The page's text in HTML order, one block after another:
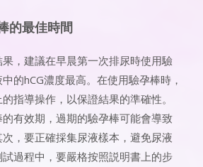
的最佳時間
，建議在早晨第一次排尿時使用驗
的hCG濃度最高。在使用驗孕棒時，
指導操作，以保證結果的準確性。
有效期，過期的驗孕棒可能會導致
，要正確採集尿液樣本，避免尿液
過程中，要嚴格按照説明書上的步